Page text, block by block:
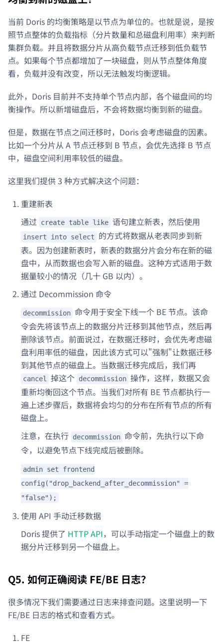
当前 Doris 的均衡策略是以节点为单位的。也就是说，是按
照节点整体的负载指标（分片数量和总磁盘利用率）来判断
集群负载。并且将数据分片从高负载节点迁移到低负载节
点。如果每个节点都增加了一块磁盘，则从节点整体角度
看，负载并没有改变，所以无法触发均衡逻辑。
此外，Doris 目前并不支持单个节点内部，各个磁盘间的均
衡操作。所以新增磁盘后，不会将数据均衡到新的磁盘。
但是，数据在节点之间迁移时，Doris 会考虑磁盘的因素。
比如一个分片从 A 节点迁移到 B 节点，会优先选择 B 节点
中，磁盘空间利用率较低的磁盘。
这里我们提供 3 种方式解决这个问题：
重建新表
通过
create table like 语句建立新表，然后使用
insert into select
的方式将数据从老表同步到新
表。因为创建新表时，新表的数据分片会分布在新的磁
盘中，从而数据也会写入新的磁盘。这种方式适用于数
据量较小的情况（几十 GB 以内）。
通过 Decommission 命令
decommission 命令用于安全下线一个 BE 节点。该命
令会先将该节点上的数据分片迁移到其他节点，然后再
删除该节点。前面说过，在数据迁移时，会优先考虑磁
盘利用率低的磁盘，因此该方式可以"强制"让数据迁移
到其他节点的磁盘上。当数据迁移完成后，我们再
cancel 掉这个 decommission 操作，这样，数据又会
重新均衡回这个节点。当我们对所有 BE 节点都执行一
遍上述步骤后，数据将会均匀的分布在所有节点的所有
磁盘上。
注意，在执行 decommission 命令前，先执行以下命
令，以避免节点下线完成后被删除。
admin set frontend
config("drop_backend_after_decommission" =
"false");
使用 API 手动迁移数据
Doris 提供了 HTTP API，可以手动指定一个磁盘上的数
据分片迁移到另一个磁盘上。
Q5. 如何正确阅读 FE/BE 日志？
很多情况下我们需要通过日志来排查问题。这里说明一下
FE/BE 日志的格式和查看方式。
FE